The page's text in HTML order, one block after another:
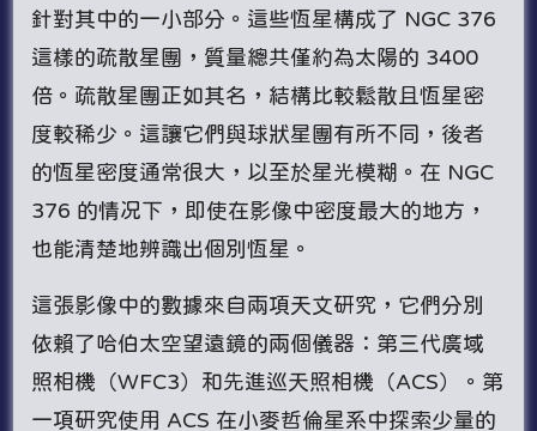
針對其中的一小部分。這些恆星構成了 NGC 376
這樣的疏散星團，質量總共僅約為太陽的 3400
倍。疏散星團正如其名，結構比較鬆散且恆星密
度較稀少。這讓它們與球狀星團有所不同，後者
的恆星密度通常很大，以至於星光模糊。在 NGC
376 的情况下，即使在影像中密度最大的地方，
也能清楚地辨識出個別恆星。
這張影像中的數據來自兩項天文研究，它們分別
依賴了哈伯太空望遠鏡的兩個儀器：第三代廣域
照相機（WFC3）和先進巡天照相機（ACS）。第
一項研究使用 ACS 在小麥哲倫星系中探索少量的